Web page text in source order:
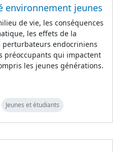
environnement jeunes
de vie, les conséquences
les effets de la
perturbateurs endocriniens
préoccupants qui impactent
les jeunes générations.
Jeunes et étudiants